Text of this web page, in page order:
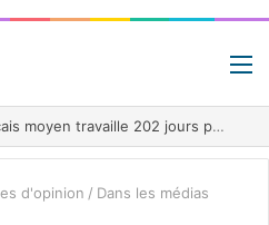
Pourquoi un salarié français moyen travaille 202 jours par an pour financer impôts et cotisations, un record dans toute l’Union européenne
d'opinion / Dans les médias